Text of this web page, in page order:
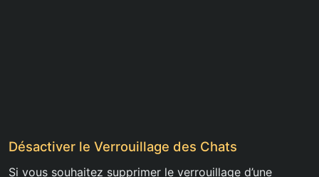
Désactiver le Verrouillage des Chats
Si vous souhaitez supprimer le verrouillage d’une